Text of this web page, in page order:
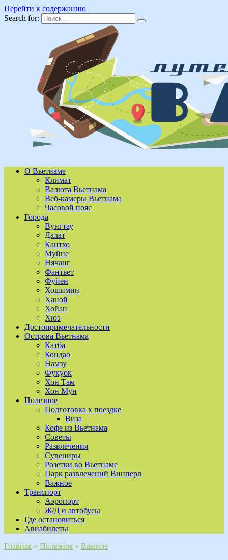
Перейти к содержанию
Search for:
О Вьетнаме
Климат
Валюта Вьетнама
Веб-камеры Вьетнама
Часовой пояс
Города
Вунгтау
Далат
Кантхо
Муйне
Нячанг
Фантьет
Фуйен
Хошимин
Ханой
Хойан
Хюэ
Достопримечательности
Острова Вьетнама
Катба
Кондао
Намзу
Фукуок
Хон Там
Хон Мун
Полезное
Подготовка к поездке
Виза
Кофе из Вьетнама
Советы
Развлечения
Сувениры
Розетки во Вьетнаме
Парк развлечений Винперл
Важное
Транспорт
Аэропорт
Ж/Д и автобусы
Где остановиться
Авиабилеты
Главная » Полезное » Важное